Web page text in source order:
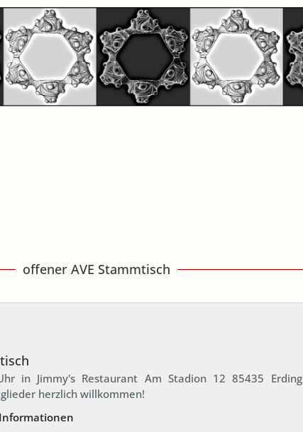
offener AVE Stammtisch
in Jimmy's Restaurant Am Stadion 12 85435 Erding
herzlich willkommen!